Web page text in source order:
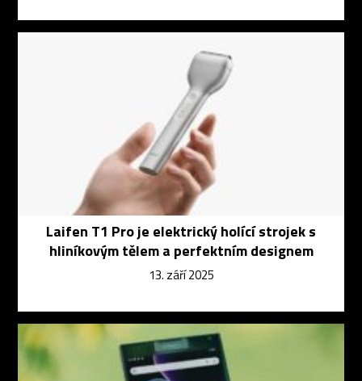
Laifen T1 Pro je elektrický holící strojek s
hliníkovým tělem a perfektním designem
13. září 2025